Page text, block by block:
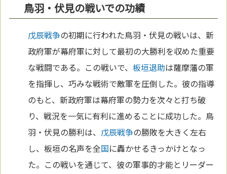
鳥羽・伏見の戦いでの功績
戊辰戦争の初期に行われた鳥羽・伏見の戦いは、新
政府軍が幕府軍に対して最初の大勝利を収めた重要
な戦闘である。この戦いで、板垣退助は薩摩藩の軍
を指揮し、巧みな戦術で敵軍を圧倒した。彼の指導
のもと、新政府軍は幕府軍の勢力を次々と打ち破
り、戦況を一気に有利に進めることに成功した。鳥
羽・伏見の勝利は、 戊辰戦争の勝敗を大きく左右
し、板垣の名声を全国に轟かせるきっかけとなっ
た。この戦いを通じて、彼の軍事的才能とリーダー